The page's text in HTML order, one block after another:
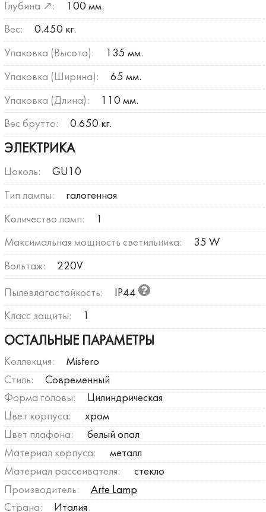
Глубина ↗: 100 мм.
Вес: 0.450 кг.
Упаковка (Высота): 135 мм.
Упаковка (Ширина): 65 мм.
Упаковка (Длина): 110 мм.
Вес брутто: 0.650 кг.
ЭЛЕКТРИКА
Цоколь: GU10
Тип лампы: галогенная
Количество ламп: 1
Максимальная мощность светильника: 35 W
Вольтаж: 220V
Пылевлагостойкость: IP44
Класс защиты:
ОСТАЛЬНЫЕ ПАРАМЕТРЫ
Коллекция:
Mistero
Стиль:
Современный
Форма головы:
Цилиндрическая
Цвет корпуса:
хром
Цвет плафона:
белый опал
Материал корпуса:
металл
Материал рассеивателя:
стекло
Производитель:
Arte Lamp
Страна:
Италия